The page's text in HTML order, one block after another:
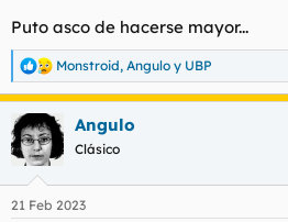
Puto asco de hacerse mayor...
R
e
a
c
c
i
e
Monstroid, Angulo y UBP
Angulo
Clásico
21 Feb 2023